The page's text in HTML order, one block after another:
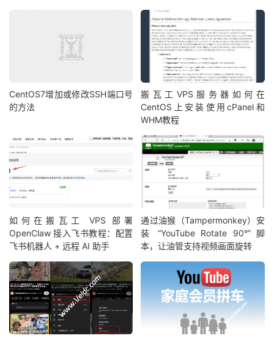
CentOS7增加或修改SSH端口号
的方法
搬瓦工VPS服务器如何在
CentOS上安装使用cPanel和
WHM教程
如何在搬瓦工 VPS 部署
OpenClaw 接入飞书教程：配置
飞书机器人 + 远程 AI 助手
通过油猴（Tampermonkey）安
装 “YouTube Rotate 90°” 脚
本，让油管支持视频画面旋转